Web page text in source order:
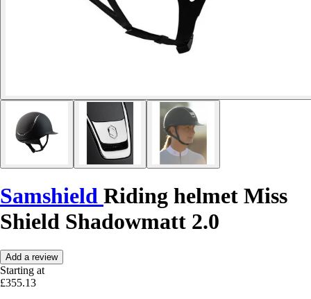
Samshield Riding helmet Miss
Shield Shadowmatt 2.0
Add a review
Starting at
£355.13